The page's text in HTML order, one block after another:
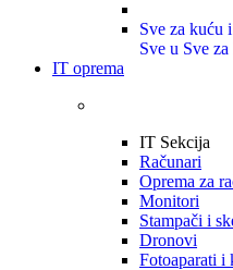
Sve za kuću
Sve u Sve
IT oprema
IT Sekcija
Računari
Oprema za
Monitori
Stampači i
Dronovi
Fotoaparati i